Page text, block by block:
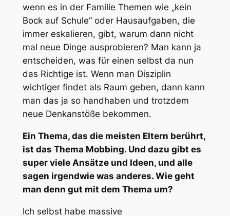
wenn es in der Familie Themen wie „kein
Bock auf Schule“ oder Hausaufgaben, die
immer eskalieren, gibt, warum dann nicht
mal neue Dinge ausprobieren? Man kann ja
entscheiden, was für einen selbst da nun
das Richtige ist. Wenn man Disziplin
wichtiger findet als Raum geben, dann kann
man das ja so handhaben und trotzdem
neue Denkanstöße bekommen.
Ein Thema, das die meisten Eltern berührt,
ist das Thema Mobbing. Und dazu gibt es
super viele Ansätze und Ideen, und alle
sagen irgendwie was anderes. Wie geht
man denn gut mit dem Thema um?
Ich selbst habe massive